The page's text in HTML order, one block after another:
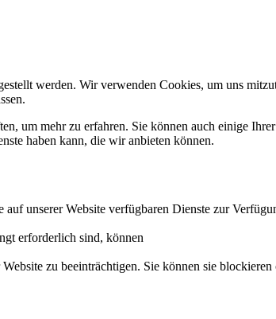
werden. Wir verwenden Cookies, um uns
um mehr zu erfahren. Sie können auch einige
haben kann, die wir anbieten können.
unserer Website verfügbaren Dienste zur
erforderlich sind, können
zu beeinträchtigen. Sie können sie